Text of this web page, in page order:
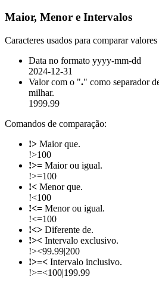
Maior, Menor e Intervalos
Caracteres usados para comparar
Data no formato yyyy-mm-dd
2024-12-31
Valor com o "." como separador
milhar.
1999.99
Comandos de comparação:
!> Maior que.
!>100
!>= Maior ou igual.
!>=100
!< Menor que.
!<100
!<= Menor ou igual.
!<=100
!<> Diferente de.
!>< Intervalo exclusivo.
!><99.99|200
!>=< Intervalo inclusivo.
!>=<100|199.99